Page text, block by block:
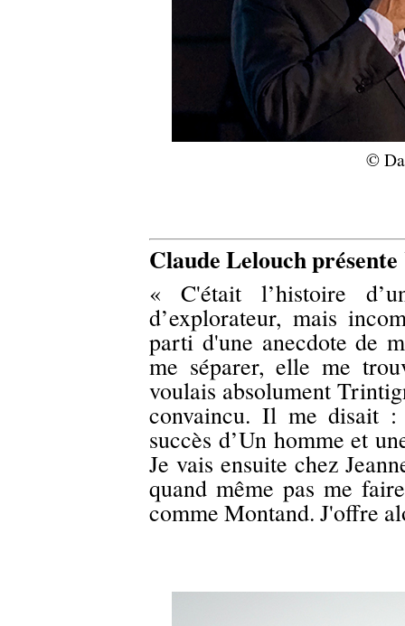
©
Claude Lelouch présente
« C'était l’histoire
d’explorateur, mais
parti d'une anecdote de
me séparer, elle me
voulais absolument
convaincu. Il me disait
succès d’Un homme et
Je vais ensuite chez
quand même pas me
comme Montand. J'offre